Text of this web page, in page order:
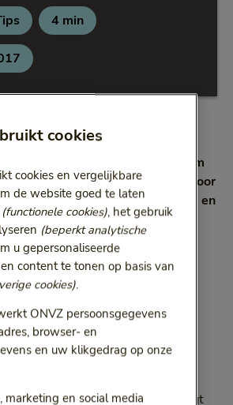
Categorie:Leestijd:
4 min4 minuten
dat roken slecht is voor onze
het ontzettend moeilijk zijn om
hebben wij enkele tips voor
begin je goed aan een gezond en
roken doet denken. Dus niet
maar ook de asbakken,
andere dat jij in verbinding brengt
cookies
cookies en vergelijkbare
de website goed te laten
(functionele cookies), het gebruik
(beperkt analytische
u gepersonaliseerde
content te tonen op basis van
cookies).
ONVZ persoonsgegevens
browser- en
en uw klikgedrag op onze
marketing en social media